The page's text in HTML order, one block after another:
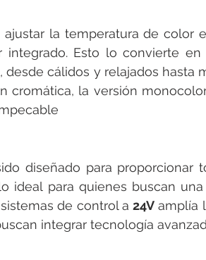
la temperatura de color
integrado. Esto lo convierte
cálidos y relajados hasta
cromática, la versión
diseñado para proporcionar
ideal para quienes buscan
de control a 24V amplía
integrar tecnología